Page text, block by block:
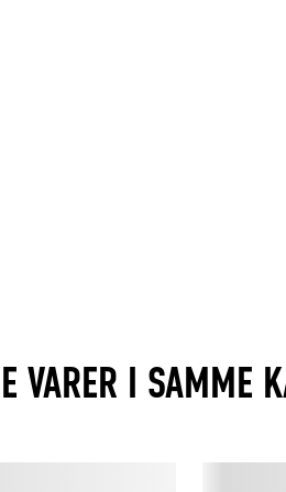
VARER I SAMME